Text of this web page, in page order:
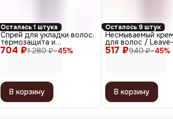
Осталась 1 штука
704 ₽1 280 ₽−45%
Спрей для укладки волос:
термозащита и
антистатик All-In-One
Styler, 150 мл
В корзину
Осталось 9 штук
517 ₽940 ₽−45%
Несмываемый
для волос /
Cream-Spray Multi-
200 мл
В корзину